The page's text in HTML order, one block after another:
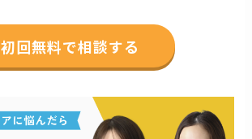
初回無料で相談する